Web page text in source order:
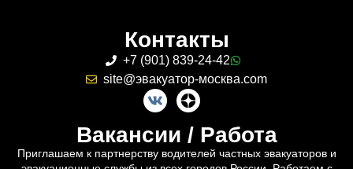
Контакты
+7 (901) 839-24-42
site@эвакуатор-москва.com
Вакансии / Работа
Приглашаем к партнерству водителей частных эвакуаторов и